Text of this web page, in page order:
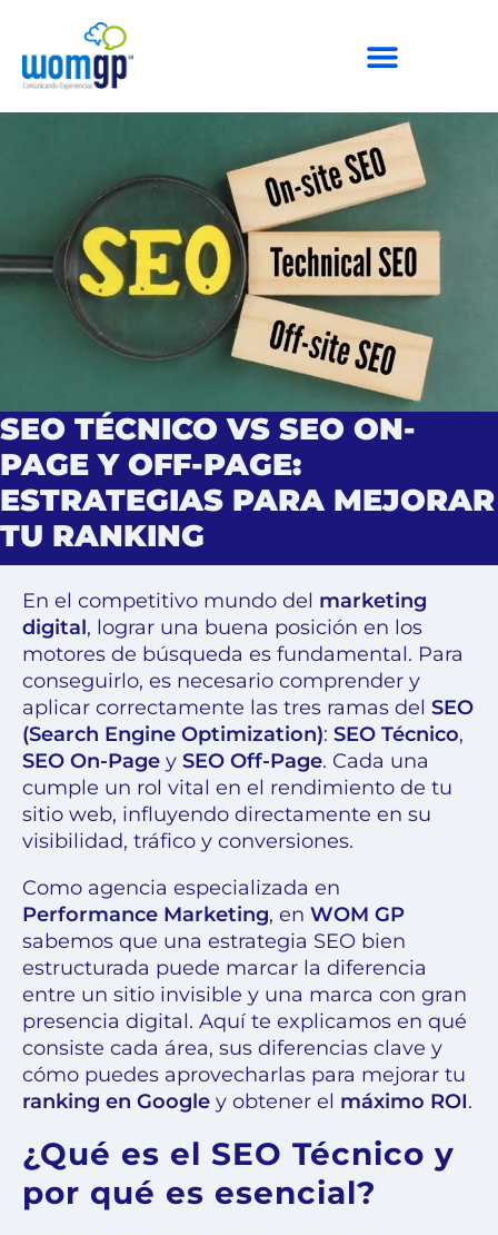
SEO TÉCNICO VS SEO ON-
PAGE Y OFF-PAGE:
ESTRATEGIAS PARA MEJORAR
TU RANKING
En el competitivo mundo del marketing
digital, lograr una buena posición en los
motores de búsqueda es fundamental. Para
conseguirlo, es necesario comprender y
aplicar correctamente las tres ramas del SEO
(Search Engine Optimization): SEO Técnico,
SEO On-Page y SEO Off-Page. Cada una
cumple un rol vital en el rendimiento de tu
sitio web, influyendo directamente en su
visibilidad, tráfico y conversiones.
Como agencia especializada en
Performance Marketing, en WOM GP
sabemos que una estrategia SEO bien
estructurada puede marcar la diferencia
entre un sitio invisible y una marca con gran
presencia digital. Aquí te explicamos en qué
consiste cada área, sus diferencias clave y
cómo puedes aprovecharlas para mejorar tu
ranking en Google y obtener el máximo ROI.
¿Qué es el SEO Técnico y
por qué es esencial?